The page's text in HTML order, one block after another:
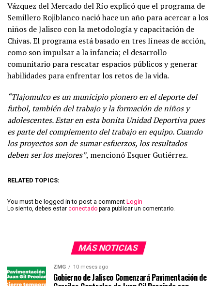
Vázquez del Mercado del Río explicó que el programa de
Semillero Rojiblanco nació hace un año para acercar a los
niños de Jalisco con la metodología y capacitación de
Chivas. El programa está basado en tres líneas de acción,
como son impulsar a la infancia; el desarrollo
comunitario para rescatar espacios públicos y generar
habilidades para enfrentar los retos de la vida.
“Tlajomulco es un municipio pionero en el deporte del
futbol, también del trabajo y la formación de niños y
adolescentes. Estar en esta bonita Unidad Deportiva pues
es parte del complemento del trabajo en equipo. Cuando
los proyectos son de sumar esfuerzos, los resultados
deben ser los mejores”, mencionó Esquer Gutiérrez.
RELATED TOPICS:
You must be logged in to post a comment Login
Lo siento, debes estar conectado para publicar un comentario.
MÁS NOTICIAS
ZMG 10 meses ago
Gobierno de Jalisco Comenzará Pavimentación de